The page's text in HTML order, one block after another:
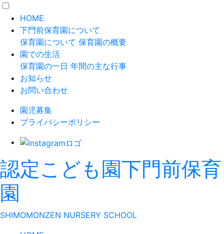
HOME
下門前保育園について
保育園について 保育園の概要
園での生活
保育園の一日 年間の主な行事
お知らせ
お問い合わせ
園児募集
プライバシーポリシー
認定こども園下門前保育
園
SHIMOMONZEN NURSERY SCHOOL